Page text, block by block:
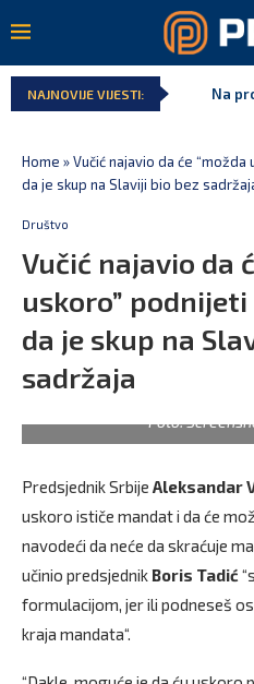
NAJNOVIJE VIJESTI: Na
Home »Vučić najavio da će
da je skup na Slaviji bio bez
Društvo
Vučić najavio da
uskoro”
da je skup na
sadržaja
Foto:
Predsjednik Srbije Aleksandar
uskoro ističe mandat i da će
navodeći da neće da skraćuje
učinio predsjednikBoris Tadić
formulacijom, jer ili podneseš
kraja mandata“.